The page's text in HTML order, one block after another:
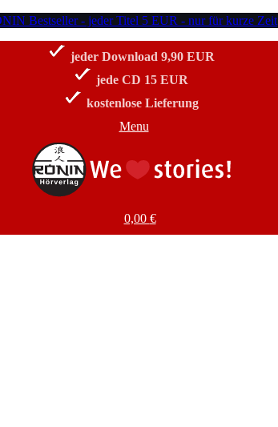
Bestseller - jeder Titel 5 EUR - nur für kurze Zeit
jeder Download 9,90 EUR
jede CD 15 EUR
kostenlose Lieferung
Menu
0,00 €